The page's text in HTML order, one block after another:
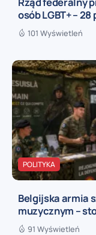
osób LGBT+ –
101 Wyświetleń
POLITYKA
Belgijska armia
muzycznym –
91 Wyświetleń